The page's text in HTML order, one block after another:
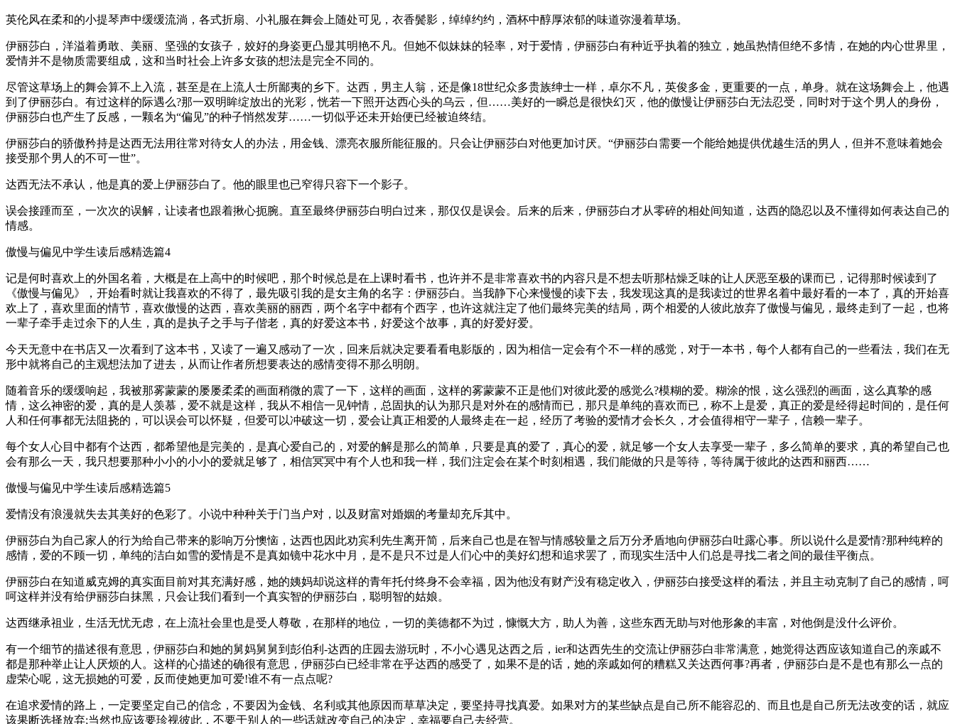
英伦风在柔和的小提琴声中缓缓流淌，各式折扇、小礼服在舞会上随处可见，衣香鬓影，绰绰约约，酒杯中醇厚浓郁的味道弥漫着草场。
伊丽莎白，洋溢着勇敢、美丽、坚强的女孩子，姣好的身姿更凸显其明艳不凡。但她不似妹妹的轻率，对于爱情，伊丽莎白有种近乎执着的独立，她虽热情但绝不多情，在她的内心世界里，
爱情并不是物质需要组成，这和当时社会上许多女孩的想法是完全不同的。
尽管这草场上的舞会算不上入流，甚至是在上流人士所鄙夷的乡下。达西，男主人翁，还是像18世纪众多贵族绅士一样，卓尔不凡，英俊多金，更重要的一点，单身。就在这场舞会上，他遇
到了伊丽莎白。有过这样的际遇么?那一双明眸绽放出的光彩，恍若一下照开达西心头的乌云，但……美好的一瞬总是很快幻灭，他的傲慢让伊丽莎白无法忍受，同时对于这个男人的身份，
伊丽莎白也产生了反感，一颗名为“偏见”的种子悄然发芽……一切似乎还未开始便已经被迫终结。
伊丽莎白的骄傲矜持是达西无法用往常对待女人的办法，用金钱、漂亮衣服所能征服的。只会让伊丽莎白对他更加讨厌。“伊丽莎白需要一个能给她提供优越生活的男人，但并不意味着她会
接受那个男人的不可一世”。
达西无法不承认，他是真的爱上伊丽莎白了。他的眼里也已窄得只容下一个影子。
误会接踵而至，一次次的误解，让读者也跟着揪心扼腕。直至最终伊丽莎白明白过来，那仅仅是误会。后来的后来，伊丽莎白才从零碎的相处间知道，达西的隐忍以及不懂得如何表达自己的
情感。
傲慢与偏见中学生读后感精选篇4
记是何时喜欢上的外国名着，大概是在上高中的时候吧，那个时候总是在上课时看书，也许并不是非常喜欢书的内容只是不想去听那枯燥乏味的让人厌恶至极的课而已，记得那时候读到了
《傲慢与偏见》，开始看时就让我喜欢的不得了，最先吸引我的是女主角的名字：伊丽莎白。当我静下心来慢慢的读下去，我发现这真的是我读过的世界名着中最好看的一本了，真的开始喜
欢上了，喜欢里面的情节，喜欢傲慢的达西，喜欢美丽的丽西，两个名字中都有个西字，也许这就注定了他们最终完美的结局，两个相爱的人彼此放弃了傲慢与偏见，最终走到了一起，也将
一辈子牵手走过余下的人生，真的是执子之手与子偕老，真的好爱这本书，好爱这个故事，真的好爱好爱。
今天无意中在书店又一次看到了这本书，又读了一遍又感动了一次，回来后就决定要看看电影版的，因为相信一定会有个不一样的感觉，对于一本书，每个人都有自己的一些看法，我们在无
形中就将自己的主观想法加了进去，从而让作者所想要表达的感情变得不那么明朗。
随着音乐的缓缓响起，我被那雾蒙蒙的屡屡柔柔的画面稍微的震了一下，这样的画面，这样的雾蒙蒙不正是他们对彼此爱的感觉么?模糊的爱。糊涂的恨，这么强烈的画面，这么真挚的感
情，这么神密的爱，真的是人羡慕，爱不就是这样，我从不相信一见钟情，总固执的认为那只是对外在的感情而已，那只是单纯的喜欢而已，称不上是爱，真正的爱是经得起时间的，是任何
人和任何事都无法阻挠的，可以误会可以怀疑，但爱可以冲破这一切，爱会让真正相爱的人最终走在一起，经历了考验的爱情才会长久，才会值得相守一辈子，信赖一辈子。
每个女人心目中都有个达西，都希望他是完美的，是真心爱自己的，对爱的解是那么的简单，只要是真的爱了，真心的爱，就足够一个女人去享受一辈子，多么简单的要求，真的希望自己也
会有那么一天，我只想要那种小小的小小的爱就足够了，相信冥冥中有个人也和我一样，我们注定会在某个时刻相遇，我们能做的只是等待，等待属于彼此的达西和丽西……
傲慢与偏见中学生读后感精选篇5
爱情没有浪漫就失去其美好的色彩了。小说中种种关于门当户对，以及财富对婚姻的考量却充斥其中。
伊丽莎白为自己家人的行为给自己带来的影响万分懊恼，达西也因此劝宾利先生离开简，后来自己也是在智与情感较量之后万分矛盾地向伊丽莎白吐露心事。所以说什么是爱情?那种纯粹的
感情，爱的不顾一切，单纯的洁白如雪的爱情是不是真如镜中花水中月，是不是只不过是人们心中的美好幻想和追求罢了，而现实生活中人们总是寻找二者之间的最佳平衡点。
伊丽莎白在知道威克姆的真实面目前对其充满好感，她的姨妈却说这样的青年托付终身不会幸福，因为他没有财产没有稳定收入，伊丽莎白接受这样的看法，并且主动克制了自己的感情，呵
呵这样并没有给伊丽莎白抹黑，只会让我们看到一个真实智的伊丽莎白，聪明智的姑娘。
达西继承祖业，生活无忧无虑，在上流社会里也是受人尊敬，在那样的地位，一切的美德都不为过，慷慨大方，助人为善，这些东西无助与对他形象的丰富，对他倒是没什么评价。
有一个细节的描述很有意思，伊丽莎白和她的舅妈舅舅到彭伯利-达西的庄园去游玩时，不小心遇见达西之后，ier和达西先生的交流让伊丽莎白非常满意，她觉得达西应该知道自己的亲戚不
都是那种举止让人厌烦的人。这样的心描述的确很有意思，伊丽莎白已经非常在乎达西的感受了，如果不是的话，她的亲戚如何的糟糕又关达西何事?再者，伊丽莎白是不是也有那么一点的
虚荣心呢，这无损她的可爱，反而使她更加可爱!谁不有一点点呢?
在追求爱情的路上，一定要坚定自己的信念，不要因为金钱、名利或其他原因而草草决定，要坚持寻找真爱。如果对方的某些缺点是自己所不能容忍的、而且也是自己所无法改变的话，就应
该果断选择放弃;当然也应该要珍视彼此，不要于别人的一些话就改变自己的决定，幸福要自己去经营。